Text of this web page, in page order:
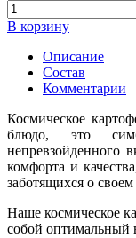
В корзину
Описание
Состав
Комментарии
Космическое
блюдо, это
непревзойденного
комфорта и
заботящихся о
Наше космическое
собой оптимальный